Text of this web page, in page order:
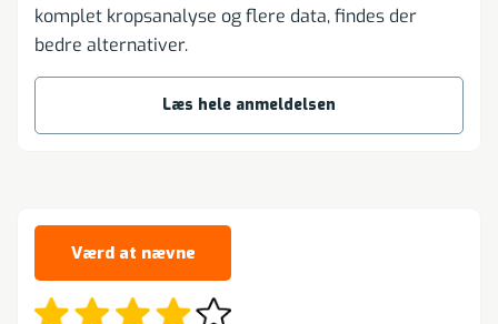
komplet kropsanalyse og flere data, findes der
bedre alternativer.
Læs hele anmeldelsen
Værd at nævne